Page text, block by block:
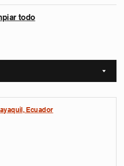
todo
Sort
Ecuador